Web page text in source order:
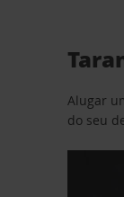
Alugar
do seu